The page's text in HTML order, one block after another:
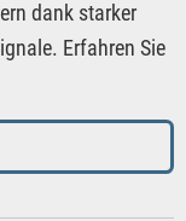
dank starker
Erfahren Sie